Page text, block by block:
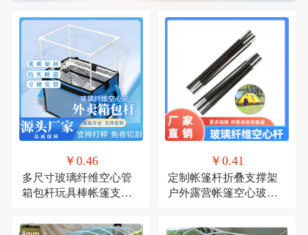
￥0.46
多尺寸玻璃纤维空心管
箱包杆玩具棒帐篷支撑
￥0.41
定制帐篷杆折叠支撑架
户外露营帐篷空心玻璃